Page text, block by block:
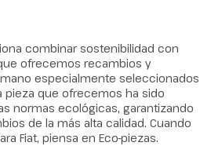
combinar sostenibilidad con
ofrecemos recambios y
especialmente seleccionados
pieza que ofrecemos ha sido
normas ecológicas, garantizando
de la más alta calidad. Cuando
Fiat, piensa en Eco-piezas.